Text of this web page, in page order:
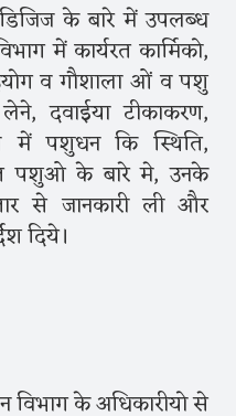
के बारे में उपलब्ध
में कार्यरत कार्मिको,
व गौशाला ओं व पशु
दवाईया टीकाकरण,
में पशुधन कि स्थिति,
पशुओ के बारे मे, उनके
से जानकारी ली और
दिये।
के अधिकारीयो से